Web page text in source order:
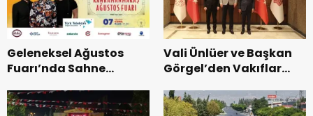
Geleneksel Ağustos
Fuarı’nda Sahne
Vali Ünlüer ve Başkan
Görgel’den Vakıflar
ziyaret.